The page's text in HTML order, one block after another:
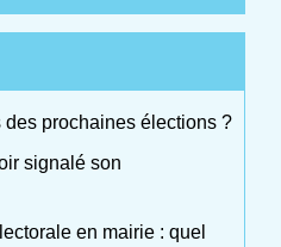
prochaines élections ?
signalé son
en mairie : quel